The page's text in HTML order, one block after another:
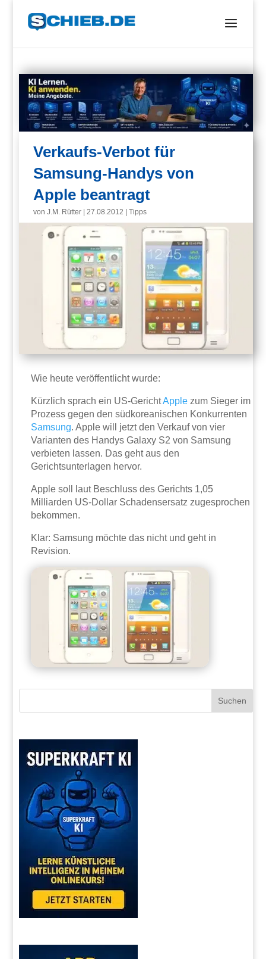
Verkaufs-Verbot für
Samsung-Handys von
Apple beantragt
vonJ.M. Rütter |27.08.2012 |Tipps
Wie heute veröffentlicht wurde:
Kürzlich sprach ein US-GerichtApple zum Sieger im
Prozess gegen den südkoreanischen Konkurrenten
Samsung. Apple will jetzt den Verkauf von vier
Varianten des Handys Galaxy S2 von Samsung
verbieten lassen. Das geht aus den
Gerichtsunterlagen hervor.
Apple soll laut Beschluss des Gerichts 1,05
Milliarden US-Dollar Schadensersatz zugesprochen
bekommen.
Klar: Samsung möchte das nicht und geht in
Revision.